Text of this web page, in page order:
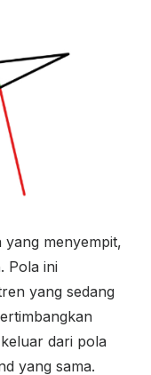
yang menyempit,
Pola ini
yang sedang
dari pola
yang sama.